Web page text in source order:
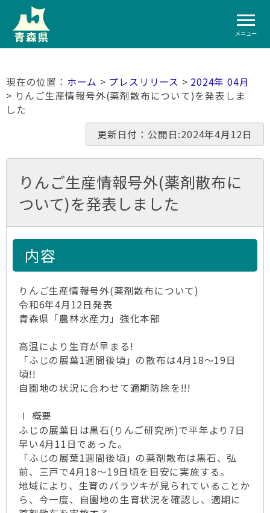
メニュー
ホーム > プレスリリース > 2024年 04月
> りんご生産情報号外(薬剤散布について)を発表しま
した
更新日付：公開日:2024年4月12日
りんご生産情報号外(薬剤散布に
ついて)を発表しました
内容
りんご生産情報号外(薬剤散布について)
令和6年4月12日発表
青森県「農林水産力」強化本部
高温により生育が早まる!
「ふじの展葉1週間後頃」の散布は4月18～19日
頃!!
自園地の状況に合わせて適期防除を!!!
Ⅰ 概要
ふじの展葉日は黒石(りんご研究所)で平年より7日
早い4月11日であった。
「ふじの展葉1週間後頃」の薬剤散布は黒石、弘
前、三戸で4月18～19日頃を目安に実施する。
地域により、生育のバラツキが見られていることか
ら、今一度、自園地の生育状況を確認し、適期に